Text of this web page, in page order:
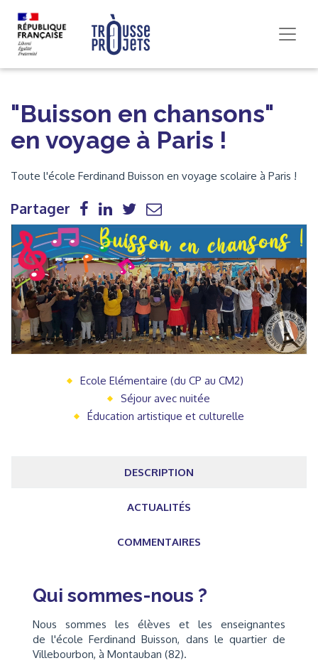
"Buisson en chansons"
en voyage à Paris !
Toute l'école Ferdinand Buisson en voyage scolaire à Paris !
Partager
Ecole Elémentaire (du CP au CM2)
Séjour avec nuitée
Éducation artistique et culturelle
DESCRIPTION
ACTUALITÉS
COMMENTAIRES
Qui sommes-nous ?
Nous sommes les élèves et les enseignantes
de l'école Ferdinand Buisson, dans le quartier de
Villebourbon, à Montauban (82).